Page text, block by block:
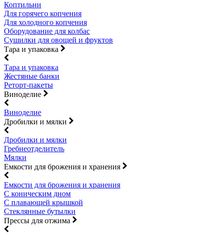
Коптильни
Для горячего копчения
Для холодного копчения
Оборудование для колбас
Сушилки для овощей и фруктов
Тара и упаковка
Тара и упаковка
Жестяные банки
Реторт-пакеты
Виноделие
Виноделие
Дробилки и мялки
Дробилки и мялки
Гребнеотделитель
Мялки
Емкости для брожения и хранения
Емкости для брожения и хранения
С коническим дном
С плавающей крышкой
Стеклянные бутылки
Прессы для отжима